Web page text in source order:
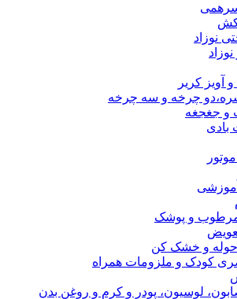
نوزاد
آویز کریر
چرخه و سه چرخه
و جغجغه
بادی
و پوشک
و خشک کن
کودک و ملزومات همراه
لوسیون، پودر و کرم و روغن بدن